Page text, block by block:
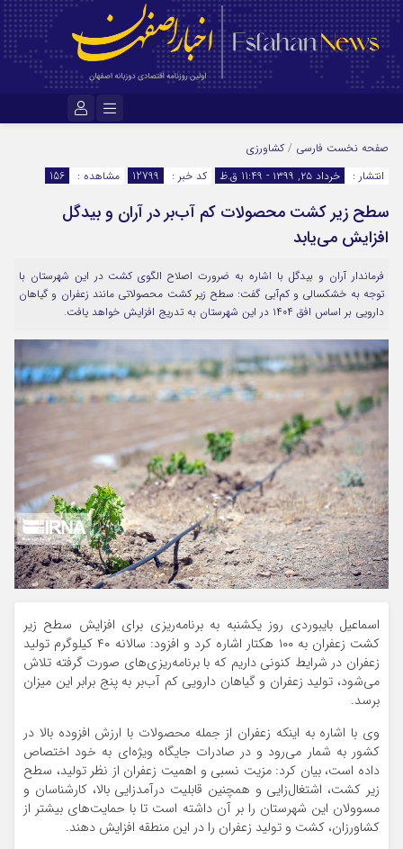
رمز عبور
مرا به خاطر بسپار
صفحه نخست فارسی / کشاورزی
انتشار :
خرداد ۲۵, ۱۳۹۹ - 11:49 ق.ظ کد خبر : 12799 مشاهده : 156
سطح زیر کشت محصولات کم‌ آب‌بر در آران و بیدگل
افزایش می‌یابد
فرماندار آران و بیدگل با اشاره به ضرورت اصلاح الگوی کشت در این شهرستان با
توجه به خشکسالی و کم‌آبی گفت: سطح زیر کشت محصولاتی مانند زعفران و گیاهان
دارویی بر اساس افق ۱۴۰۴ در این شهرستان به تدریج افزایش خواهد یافت.
اسماعیل بایبوردی روز یکشنبه به برنامه‌ریزی برای افزایش سطح زیر
کشت زعفران به ۱۰۰ هکتار اشاره کرد و افزود: سالانه ۴۰ کیلوگرم تولید
زعفران در شرایط کنونی داریم که با برنامه‌ریزی‌های صورت گرفته تلاش
می‌شود، تولید زعفران و گیاهان دارویی کم آب‌بر به پنج برابر این میزان
برسد.
وی با اشاره به اینکه زعفران از جمله محصولات با ارزش افزوده بالا در
کشور به شمار می‌رود و در صادرات جایگاه ویژه‌ای به خود اختصاص
داده است، بیان کرد: مزیت نسبی و اهمیت زعفران از نظر تولید، سطح
زیر کشت، اشتغال‌زایی و همچنین قابلیت درآمدزایی بالا، کارشناسان و
مسوولان این شهرستان را بر آن داشته است تا با حمایت‌های بیشتر از
کشاورزان، کشت و تولید زعفران را در این منطقه افزایش دهند.